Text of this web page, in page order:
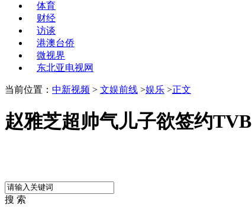
体育
财经
访谈
港澳台侨
微视界
东北亚电视网
当前位置： 中新视频 > 文娱前线 >娱乐 >正文
赵雅芝超帅气儿子欲签约TVB
搜 索